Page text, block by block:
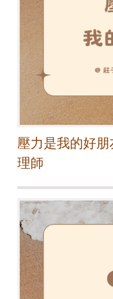
壓力是我的好
理師